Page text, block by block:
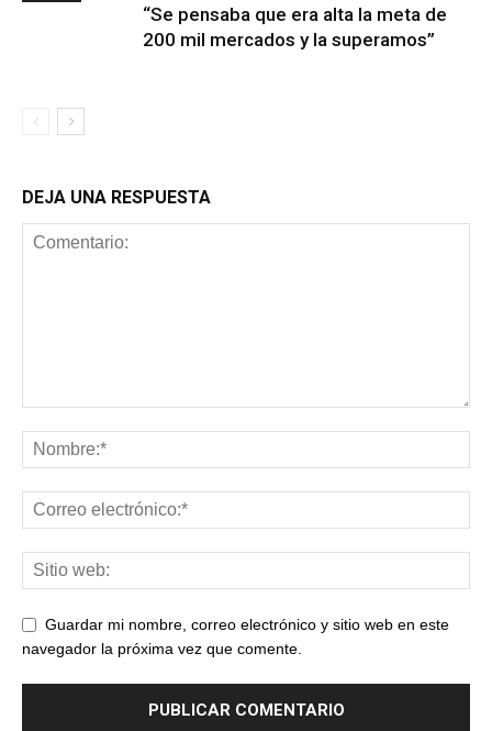
“Se pensaba que era alta la meta de
200 mil mercados y la superamos”
DEJA UNA RESPUESTA
Guardar mi nombre, correo electrónico y sitio web en este
navegador la próxima vez que comente.